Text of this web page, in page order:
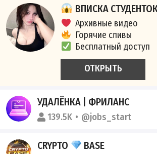
ВПИСКА
Архивные видео
Горячие сливы
Бесплатный доступ
ОТКРЫТЬ
УДАЛЁНКА | ФРИЛАНС
139.5K @jobs_start
CRYPTO BASE